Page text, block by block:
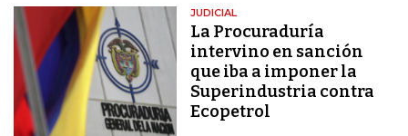
JUDICIAL
La Procuraduría
intervino en sanción
que iba a imponer la
Superindustria contra
Ecopetrol